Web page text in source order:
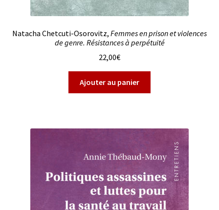
Natacha Chetcuti-Osorovitz, Femmes en prison et violences
de genre. Résistances à perpétuité
22,00€
Ajouter au panier